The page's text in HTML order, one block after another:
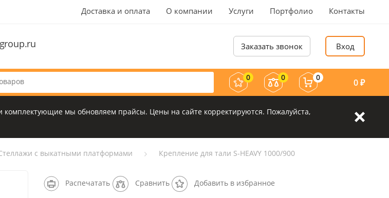
Доставка и оплата О компании Услуги Портфолио Контакты
Заказать звонок Вход
0 0 0 0₽
мы обновляем прайсы. Цены на сайте корректируются. Пожалуйста,
с выкатными платформами Крепление для тали S-HEAVY 1000/900
Распечатать Сравнить Добавить в избранное